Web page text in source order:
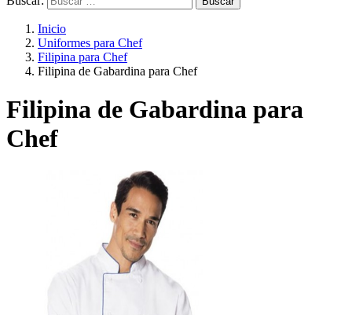
Inicio
Uniformes para Chef
Filipina para Chef
Filipina de Gabardina para Chef
Filipina de Gabardina para
Chef